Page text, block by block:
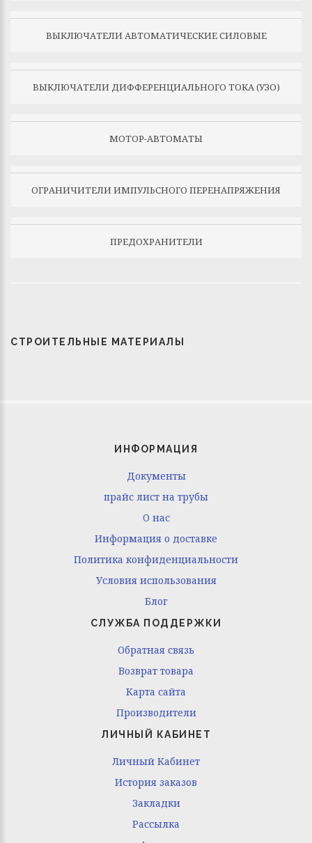
ВЫКЛЮЧАТЕЛИ АВТОМАТИЧЕСКИЕ СИЛОВЫЕ
ВЫКЛЮЧАТЕЛИ ДИФФЕРЕНЦИАЛЬНОГО ТОКА (УЗО)
МОТОР-АВТОМАТЫ
ОГРАНИЧИТЕЛИ ИМПУЛЬСНОГО ПЕРЕНАПРЯЖЕНИЯ
ПРЕДОХРАНИТЕЛИ
СТРОИТЕЛЬНЫЕ МАТЕРИАЛЫ
ИНФОРМАЦИЯ
Документы
прайс лист на трубы
O нас
Информация о доставке
Политика конфиденциальности
Условия использования
Блог
СЛУЖБА ПОДДЕРЖКИ
Обратная связь
Возврат товара
Карта сайта
Производители
ЛИЧНЫЙ КАБИНЕТ
Личный Кабинет
История заказов
Закладки
Рассылка